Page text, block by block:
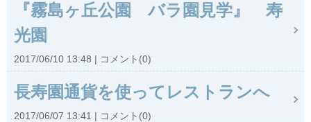
『霧島ヶ丘公園 バラ園見学』 寿
光園
2017/06/10 13:48 コメント(0)
長寿園通貨を使ってレストランへ
2017/06/07 13:41 コメント(0)